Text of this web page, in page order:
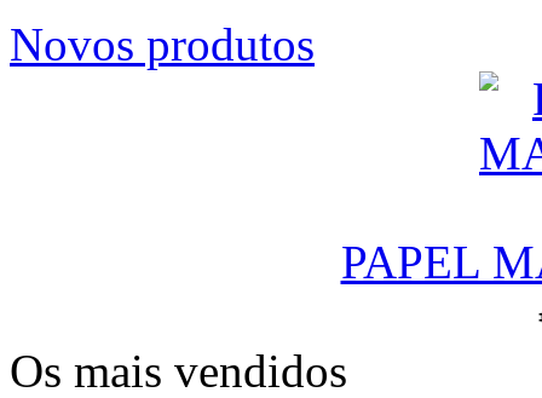
Novos produtos
PAPEL
Os mais vendidos